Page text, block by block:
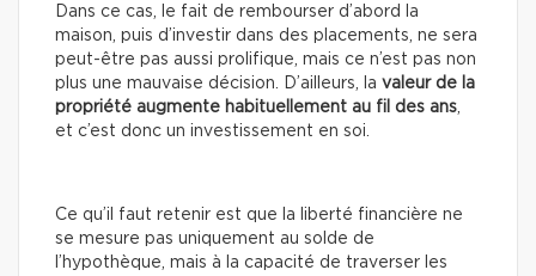
Dans ce cas, le fait de rembourser d’abord la
maison, puis d’investir dans des placements, ne sera
peut-être pas aussi prolifique, mais ce n’est pas non
plus une mauvaise décision. D’ailleurs, la valeur de la
propriété augmente habituellement au fil des ans
et c’est donc un investissement en soi.
Ce qu’il faut retenir est que la liberté financière ne
se mesure pas uniquement au solde de
l’hypothèque, mais à la capacité de traverser les